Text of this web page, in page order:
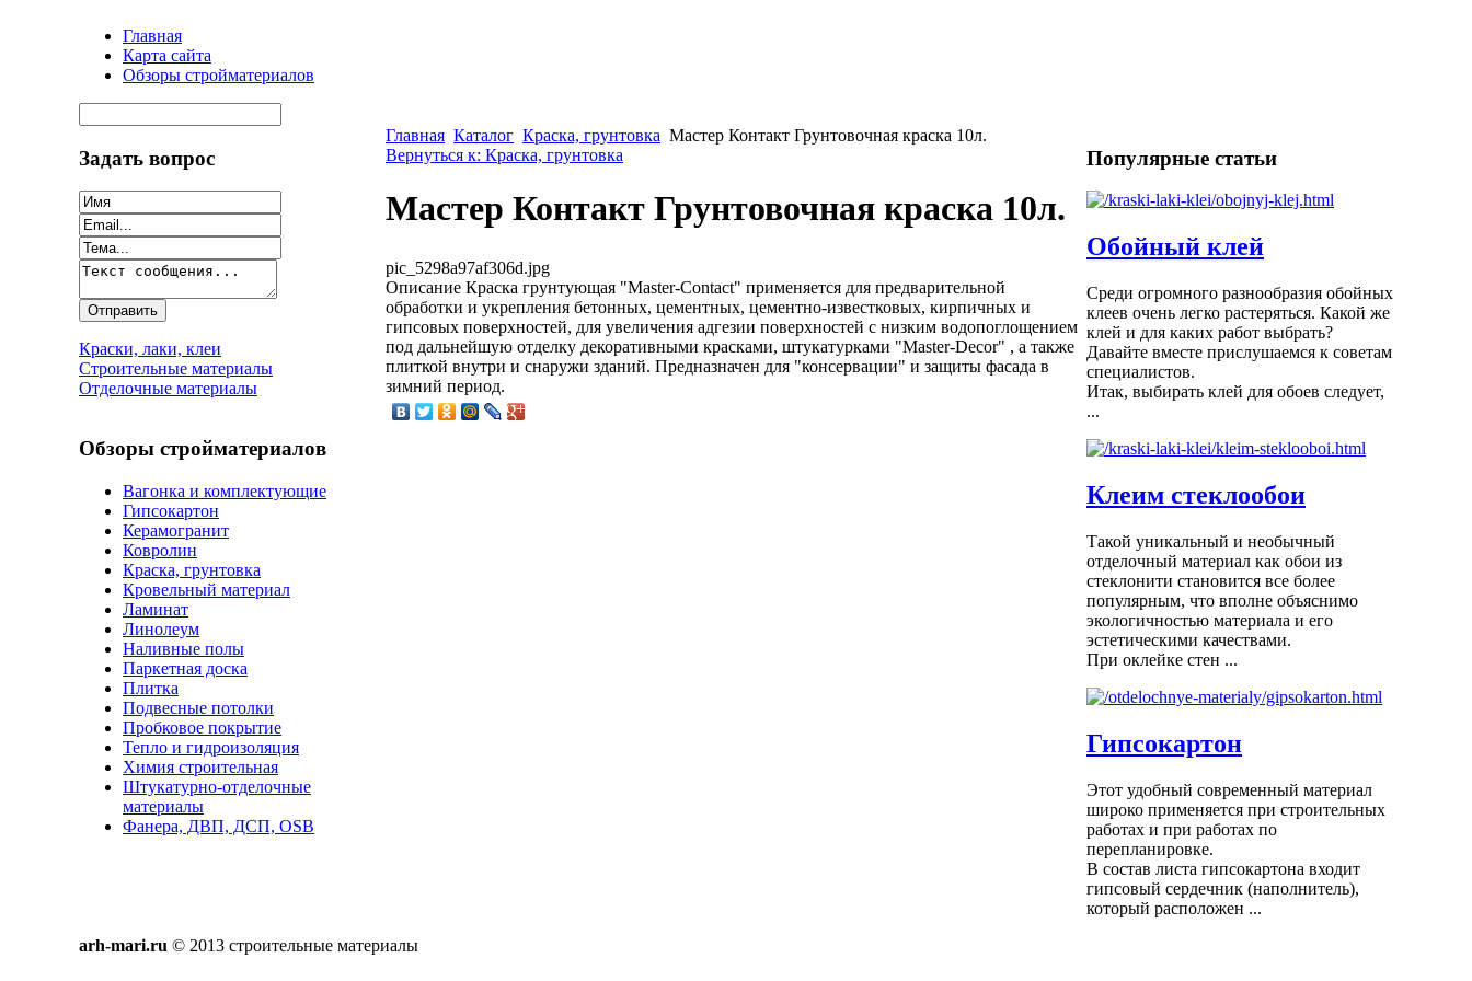
Главная
Карта сайта
Обзоры стройматериалов
Задать вопрос
Краски, лаки, клеи
Строительные материалы
Отделочные материалы
Обзоры стройматериалов
Вагонка и комплектующие
Гипсокартон
Керамогранит
Ковролин
Краска, грунтовка
Кровельный материал
Ламинат
Линолеум
Наливные полы
Паркетная доска
Плитка
Подвесные потолки
Пробковое покрытие
Тепло и гидроизоляция
Химия строительная
Штукатурно-отделочные
материалы
Фанера, ДВП, ДСП, OSB
Главная Каталог Краска, грунтовка Мастер Контакт Грунтовочная краска 10л.
Вернуться к: Краска, грунтовка
Мастер Контакт Грунтовочная краска 10л.
pic_5298a97af306d.jpg
Описание Краска грунтующая "Master-Contact" применяется для предварительной
обработки и укрепления бетонных, цементных, цементно-известковых, кирпичных и
гипсовых поверхностей, для увеличения адгезии поверхностей с низким водопоглощением
под дальнейшую отделку декоративными красками, штукатурками "Master-Decor" , а также
плиткой внутри и снаружи зданий. Предназначен для "консервации" и защиты фасада в
зимний период.
Популярные статьи
Обойный клей
Среди огромного разнообразия обойных
клеев очень легко растеряться. Какой же
клей и для каких работ выбрать?
Давайте вместе прислушаемся к советам
специалистов.
Итак, выбирать клей для обоев следует,
...
Клеим стеклообои
Такой уникальный и необычный
отделочный материал как обои из
стеклонити становится все более
популярным, что вполне объяснимо
экологичностью материала и его
эстетическими качествами.
При оклейке стен ...
Гипсокартон
Этот удобный современный материал
широко применяется при строительных
работах и при работах по
перепланировке.
В состав листа гипсокартона входит
гипсовый сердечник (наполнитель),
который расположен ...
arh-mari.ru © 2013 строительные материалы